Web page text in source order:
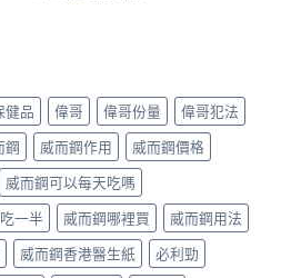
健品 偉哥 偉哥份量
偉哥犯法
鋼 威而鋼作用
威而鋼價格
威而鋼可以每天吃嗎
一半 威而鋼哪裡買
威而鋼用法
威而鋼香港醫生紙
必利勁